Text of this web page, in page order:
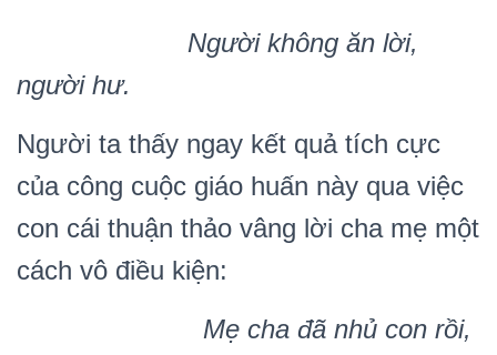
Người không ăn lời,
người hư.
Người ta thấy ngay kết quả tích cực
của công cuộc giáo huấn này qua việc
con cái thuận thảo vâng lời cha mẹ một
cách vô điều kiện:
Mẹ cha đã nhủ con rồi,